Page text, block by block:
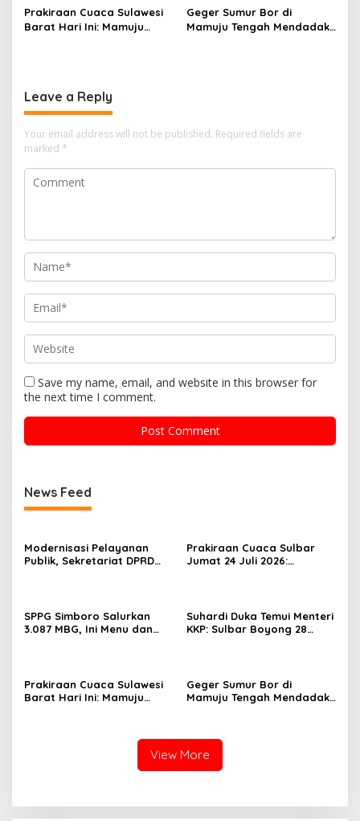
n
Prakiraan Cuaca Sulawesi
Barat Hari Ini: Mamuju
Geger Sumur Bor di
Mamuju Tengah Mendadak
Leave a Reply
Your email address will not be published. Required fields are
marked *
Save my name, email, and website in this browser for
the next time I comment.
News Feed
Modernisasi Pelayanan
Publik, Sekretariat DPRD
Prakiraan Cuaca Sulbar
Jumat 24 Juli 2026:
SPPG Simboro Salurkan
3.087 MBG, Ini Menu dan
Suhardi Duka Temui Menteri
KKP: Sulbar Boyong 28
Prakiraan Cuaca Sulawesi
Barat Hari Ini: Mamuju
Geger Sumur Bor di
Mamuju Tengah Mendadak
View More